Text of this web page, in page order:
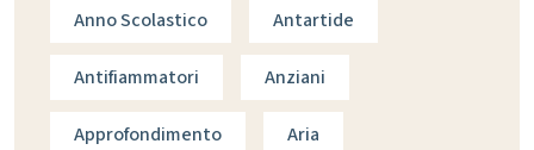
Anno Scolastico Antartide
Antifiammatori Anziani
Approfondimento Aria